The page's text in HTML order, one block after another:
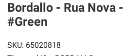
Bordallo - Rua Nova
#Green
SKU: 65020818